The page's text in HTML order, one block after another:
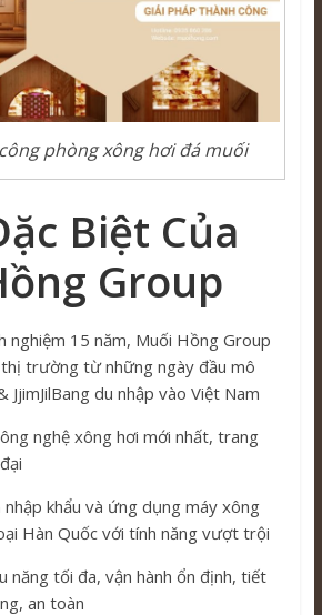
phòng xông hơi đá muối
Biệt Của
Group
nghiệm 15 năm, Muối Hồng Group
trường từ những ngày đầu mô
JjimJilBang du nhập vào Việt Nam
nghệ xông hơi mới nhất, trang
khẩu và ứng dụng máy xông
Hàn Quốc với tính năng vượt trội
năng tối đa, vận hành ổn định, tiết
an toàn